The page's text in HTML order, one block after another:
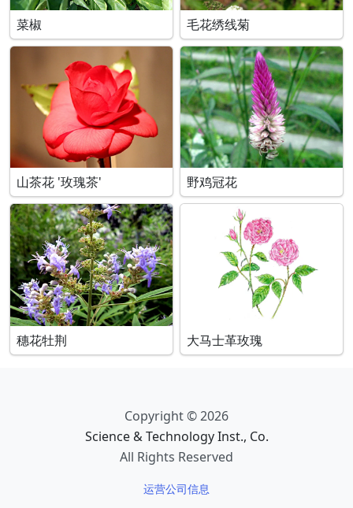
菜椒 毛花绣线菊
山茶花 '玫瑰茶' 野鸡冠花
穗花牡荆 大马士革玫瑰
Copyright © 2026
Science & Technology Inst., Co.
All Rights Reserved
运营公司信息